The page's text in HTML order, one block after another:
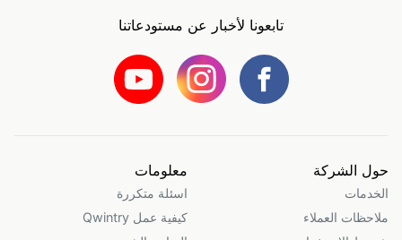
تابعونا لأخبار عن مستودعاتنا
حول الشركة
الخدمات
ملاحظات العملاء
معلومات
اسئلة متكررة
كيفية عمل Qwintry